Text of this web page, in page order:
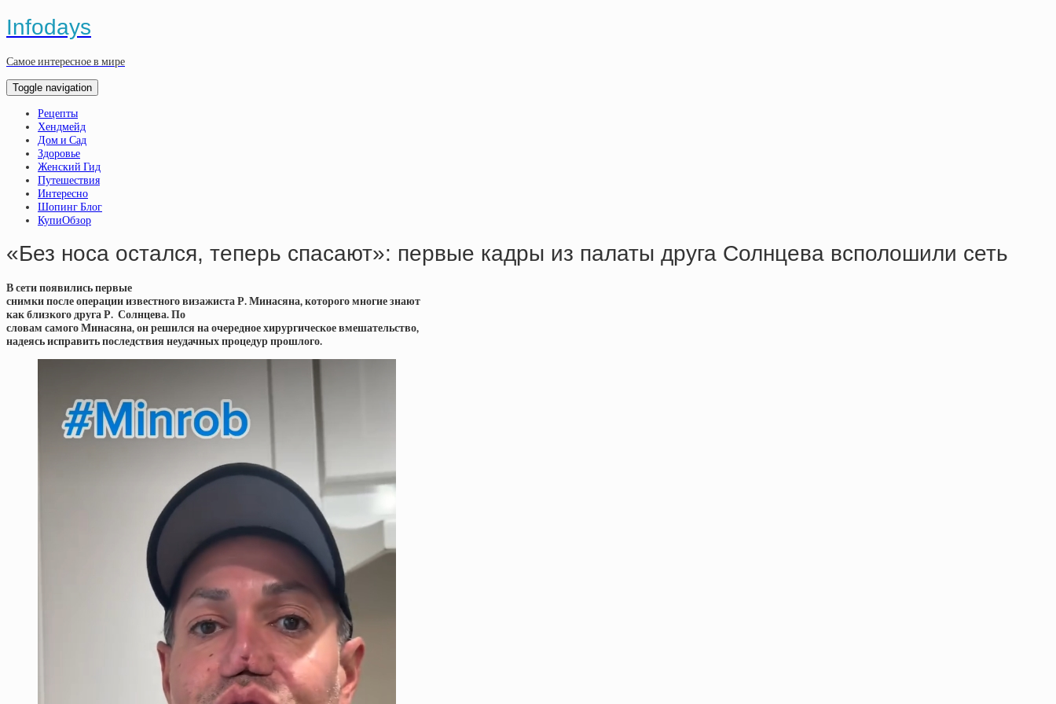
Infodays
Самое интересное в мире
Toggle navigation
Рецепты
Хендмейд
Дом и Сад
Здоровье
Женский Гид
Путешествия
Интересно
Шопинг Блог
КупиОбзор
«Без носа остался, теперь спасают»: первые кадры из палаты друга Солнцева всполошили сеть
В сети появились первые
снимки после операции известного визажиста Р. Минасяна, которого многие знают
как близкого друга Р. Солнцева. По
словам самого Минасяна, он решился на очередное хирургическое вмешательство,
надеясь исправить последствия неудачных процедур прошлого.